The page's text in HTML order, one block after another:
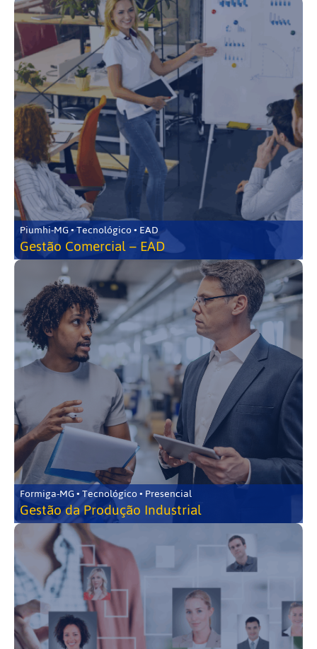
Piumhi-MG • Tecnológico • EAD
Gestão Comercial – EAD
Formiga-MG • Tecnológico • Presencial
Gestão da Produção Industrial